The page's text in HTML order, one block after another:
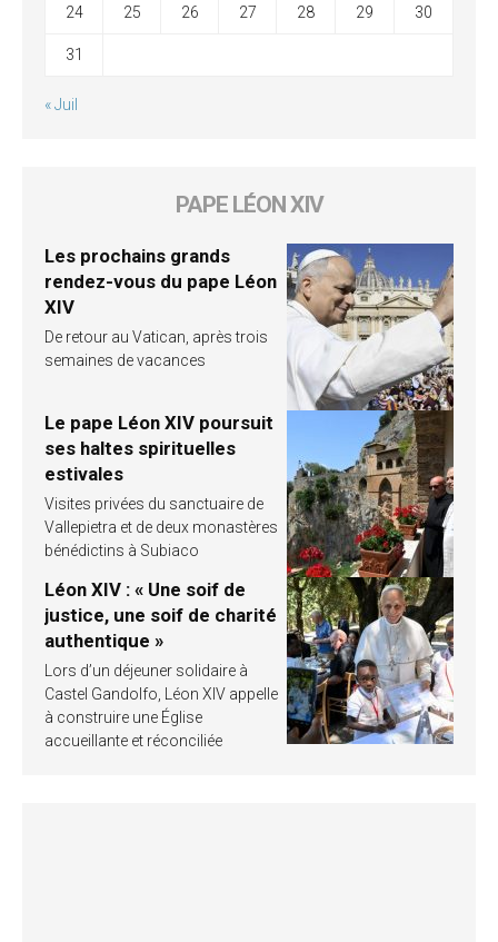
24 25 26 27 28 29 30
31
« Juil
PAPE LÉON XIV
Les prochains grands
rendez-vous du pape Léon
XIV
De retour au Vatican, après trois
semaines de vacances
Le pape Léon XIV poursuit
ses haltes spirituelles
estivales
Visites privées du sanctuaire de
Vallepietra et de deux monastères
bénédictins à Subiaco
Léon XIV : « Une soif de
justice, une soif de charité
authentique »
Lors d’un déjeuner solidaire à
Castel Gandolfo, Léon XIV appelle
à construire une Église
accueillante et réconciliée